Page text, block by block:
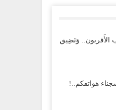
يتوغل في معاقل
في الساحل
الأَقربون.. وَتَضِيق
هواتفكم..!